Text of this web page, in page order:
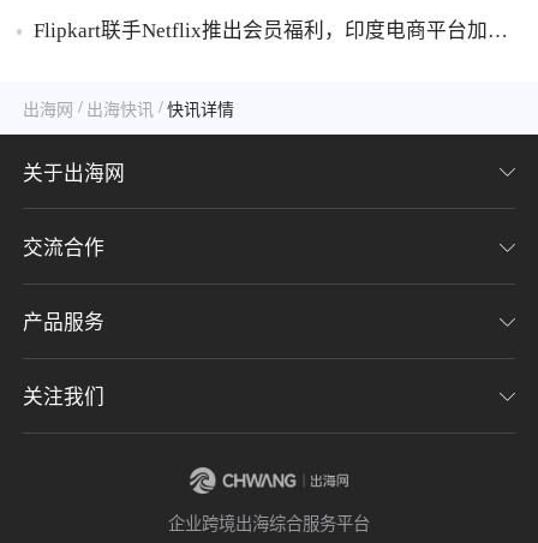
Flipkart联手Netflix推出会员福利，印度电商平台加码
出海网 / 出海快讯 / 快讯详情
关于出海网
关于我们
加入我们
隐私协议
交流合作
联系我们
意见反馈
产品服务
CHWE全球跨境电商展
关注我们
企业跨境出海综合服务平台